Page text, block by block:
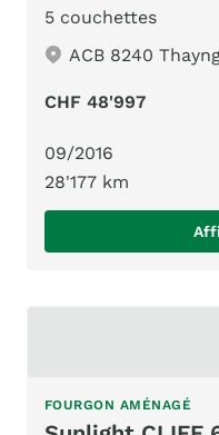
5 couchettes
ACB 8240
CHF 48'997
09/2016
28'177 km
FOURGON AMÉNAGÉ